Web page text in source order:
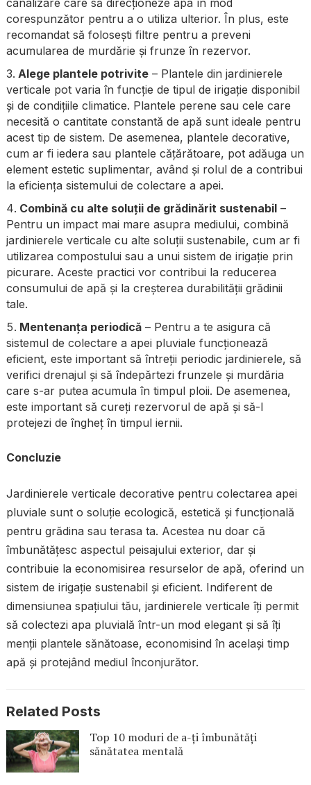
corespunzător pentru a o utiliza ulterior. În plus, este
recomandat să folosești filtre pentru a preveni
acumularea de murdărie și frunze în rezervor.
Alege plantele potrivite– Plantele din jardinierele
verticale pot varia în funcție de tipul de irigație disponibil
și de condițiile climatice. Plantele perene sau cele care
necesită o cantitate constantă de apă sunt ideale pentru
acest tip de sistem. De asemenea, plantele decorative,
cum ar fi iedera sau plantele cățărătoare, pot adăuga un
element estetic suplimentar, având și rolul de a contribui
la eficiența sistemului de colectare a apei.
Combină cu alte soluții de grădinărit sustenabil–
Pentru un impact mai mare asupra mediului, combină
jardinierele verticale cu alte soluții sustenabile, cum ar fi
utilizarea compostului sau a unui sistem de irigație prin
picurare. Aceste practici vor contribui la reducerea
consumului de apă și la creșterea durabilității grădinii
tale.
Mentenanța periodică– Pentru a te asigura că
sistemul de colectare a apei pluviale funcționează
eficient, este important să întreții periodic jardinierele, să
verifici drenajul și să îndepărtezi frunzele și murdăria
care s-ar putea acumula în timpul ploii. De asemenea,
este important să cureți rezervorul de apă și să-l
protejezi de îngheț în timpul iernii.
Concluzie
Jardinierele verticale decorative pentru colectarea apei
pluviale sunt o soluție ecologică, estetică și funcțională
pentru grădina sau terasa ta. Acestea nu doar că
îmbunătățesc aspectul peisajului exterior, dar și
contribuie la economisirea resurselor de apă, oferind un
sistem de irigație sustenabil și eficient. Indiferent de
dimensiunea spațiului tău, jardinierele verticale îți permit
să colectezi apa pluvială într-un mod elegant și să îți
menții plantele sănătoase, economisind în același timp
apă și protejând mediul înconjurător.
Related Posts
Top 10 moduri de a-ți îmbunătăți
sănătatea mentală